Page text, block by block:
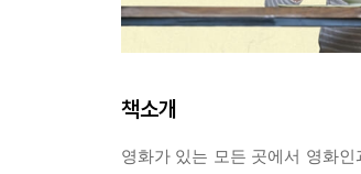
책소개
영화가 있는 모든 곳에서 영화